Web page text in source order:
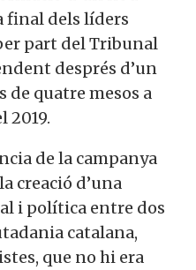
final dels líders
part del Tribunal
després d’un
de quatre mesos a
2019.
de la campanya
creació d’una
i política entre dos
catalana,
que no hi era